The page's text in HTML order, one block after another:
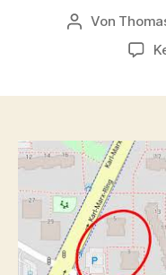
Beitragsautor
Von